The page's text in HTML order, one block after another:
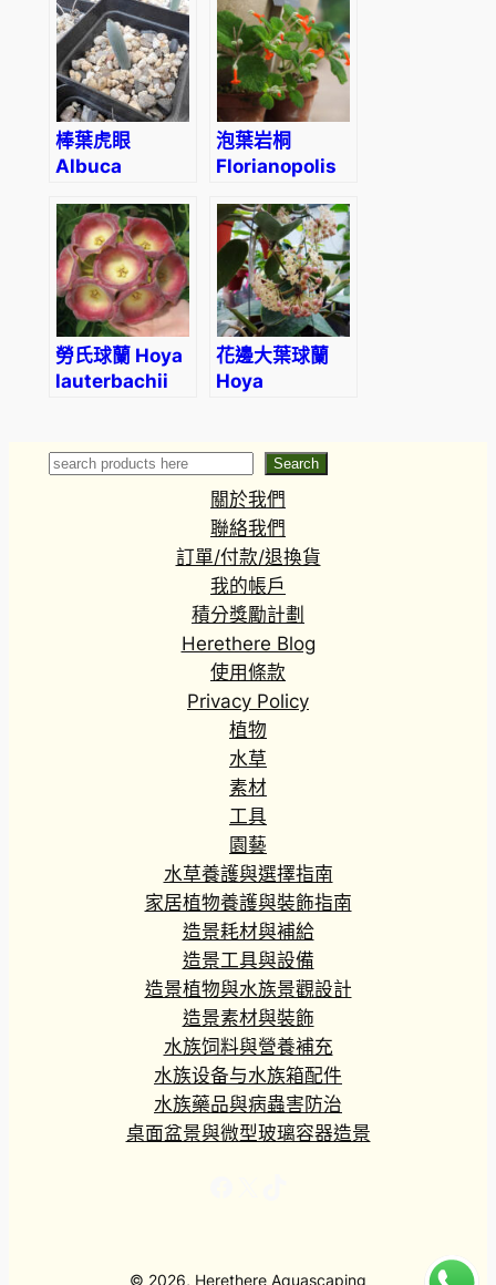
棒葉虎眼
Albuca
泡葉岩桐
Florianopolis
bullata)
勞氏球蘭 Hoya
lauterbachii
花邊大葉球蘭
Hoya
Search
Search
關於我們
聯絡我們
訂單/付款/退換貨
我的帳戶
積分獎勵計劃
Herethere Blog
使用條款
Privacy Policy
植物
水草
素材
工具
園藝
水草養護與選擇指南
家居植物養護與裝飾指南
造景耗材與補給
造景工具與設備
造景植物與水族景觀設計
造景素材與裝飾
水族饲料與營養補充
水族设备与水族箱配件
水族藥品與病蟲害防治
桌面盆景與微型玻璃容器造景
© 2026, Herethere Aquascaping